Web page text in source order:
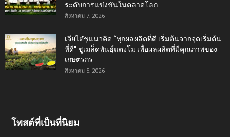
ระดับการแข่งขันในตลาดโลก
สิงหาคม 7, 2026
เจียไต๋ชูแนวคิด “ทุกผลผลิตที่ดี เริ่มต้นจากจุดเริ่มต้น
ที่ดี” ชูเมล็ดพันธุ์แตงโม เพื่อผลผลิตที่มีคุณภาพของ
เกษตรกร
สิงหาคม 5, 2026
โพสต์ที่เป็นที่นิยม